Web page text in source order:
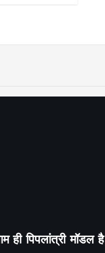
ही पिपलांत्री मॉडल है